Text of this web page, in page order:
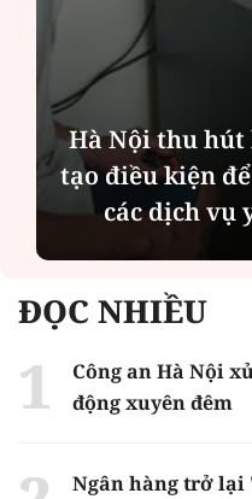
Hà Nội thu hút
tạo điều kiện
các dịch vụ
ĐỌC NHIỀU
Công an Hà Nội
động xuyên đêm
Ngân hàng trở